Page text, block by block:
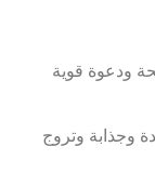
ودعوة قوية
وجذابة وتروج